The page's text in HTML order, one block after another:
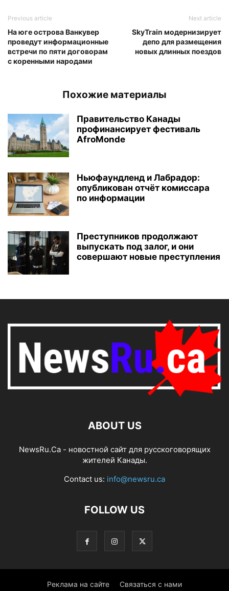
Previous article
На юге острова Ванкувер
проведут информационные
встречи по пяти договорам
с коренными народами
Next article
SkyTrain модернизирует
депо для размещения
новых длинных поездов
Похожие материалы
Правительство Канады
профинансирует фестиваль
AfroMonde
Ньюфаундленд и Лабрадор:
опубликован отчёт комиссара
по информации
Преступников продолжают
выпускать под залог, и они
совершают новые преступления
ABOUT US
NewsRu.Ca - новостной сайт для русскоговорящих
жителей Канады.
Contact us: info@newsru.ca
FOLLOW US
Реклама на сайте Связаться с нами